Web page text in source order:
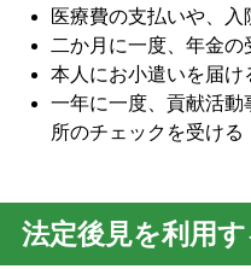
医療費の支払いや、入
二か月に一度、年金の
本人にお小遣いを届け
一年に一度、貢献活動
所のチェックを受ける
法定後見を利用す